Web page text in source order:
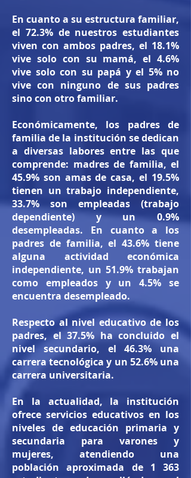
En cuanto a su estructura familiar,
el 72.3% de nuestros estudiantes
viven con ambos padres, el 18.1%
vive solo con su mamá, el 4.6%
vive solo con su papá y el 5% no
vive con ninguno de sus padres
sino con otro familiar.
Económicamente, los padres de
familia de la institución se dedican
a diversas labores entre las que
comprende: madres de familia, el
45.9% son amas de casa, el 19.5%
tienen un trabajo independiente,
33.7% son empleadas (trabajo
dependiente) y un 0.9%
desempleadas. En cuanto a los
padres de familia, el 43.6% tiene
alguna actividad económica
independiente, un 51.9% trabajan
como empleados y un 4.5% se
encuentra desempleado.
Respecto al nivel educativo de los
padres, el 37.5% ha concluido el
nivel secundario, el 46.3% una
carrera tecnológica y un 52.6% una
carrera universitaria.
En la actualidad, la institución
ofrece servicios educativos en los
niveles de educación primaria y
secundaria para varones y
mujeres, atendiendo una
población aproximada de 1 363